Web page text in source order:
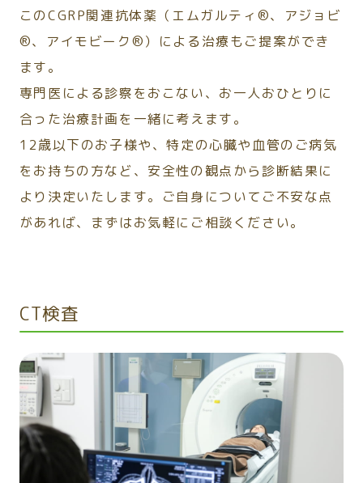
このCGRP関連抗体薬（エムガルティ®、アジョビ
®、アイモビーク®）による治療もご提案ができ
ます。
専門医による診察をおこない、お一人おひとりに
合った治療計画を一緒に考えます。
12歳以下のお子様や、特定の心臓や血管のご病気
をお持ちの方など、安全性の観点から診断結果に
より決定いたします。ご自身についてご不安な点
があれば、まずはお気軽にご相談ください。
CT検査